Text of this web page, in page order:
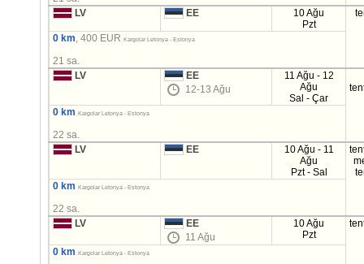
LV
EE
10 Ağu
Pzt
0 km, 400 EURKargolar Letonya - Estonya
21 sa.
LV
EE
12-13 Ağu
11 Ağu - 12
Ağu
Sal - Çar
0 km Kargolar Letonya - Estonya
22 sa.
LV
EE
10 Ağu - 11
Ağu
Pzt - Sal
0 km
Kargolar Letonya - Estonya
22 sa.
LV
EE
11 Ağu
10 Ağu
Pzt
0 km Kargolar Letonya - Estonya